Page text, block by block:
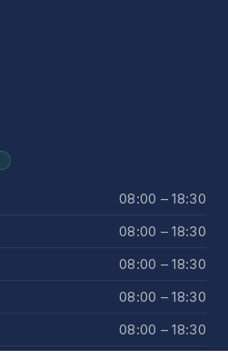
08:00 – 18:30
08:00 – 18:30
08:00 – 18:30
08:00 – 18:30
08:00 – 18:30